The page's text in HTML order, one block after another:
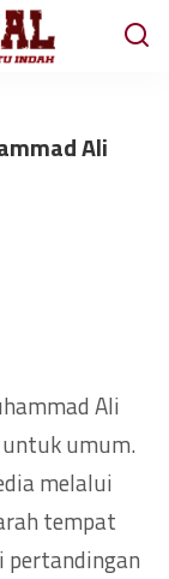
Ali
Ali
umum.
melalui
tempat
pertandingan